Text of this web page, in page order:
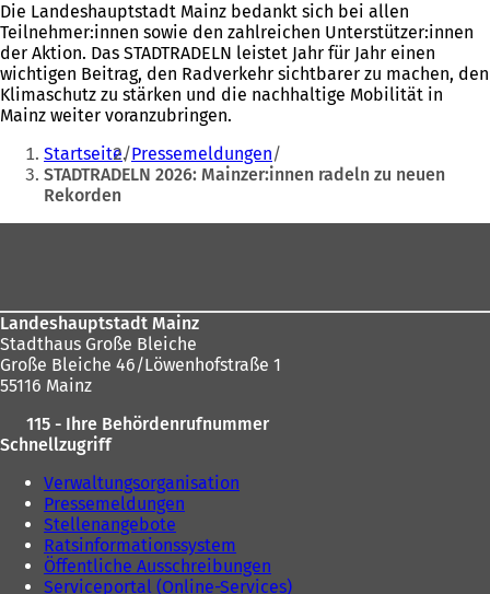
Die Landeshauptstadt Mainz bedankt sich bei allen
Teilnehmer:innen sowie den zahlreichen Unterstützer:innen
der Aktion. Das STADTRADELN leistet Jahr für Jahr einen
wichtigen Beitrag, den Radverkehr sichtbarer zu machen, den
Klimaschutz zu stärken und die nachhaltige Mobilität in
Mainz weiter voranzubringen.
Sie
befinden
sich
hier:
Startseite Pressemeldungen
STADTRADELN 2026: Mainzer:innen radeln zu neuen
Rekorden
Landeshauptstadt Mainz
Stadthaus Große Bleiche
Große Bleiche 46/Löwenhofstraße 1
55116 Mainz
115 - Ihre Behördenrufnummer
Schnellzugriff
Verwaltungsorganisation
Pressemeldungen
Stellenangebote
Ratsinformationssystem
Öffentliche Ausschreibungen
Serviceportal (Online-Services)